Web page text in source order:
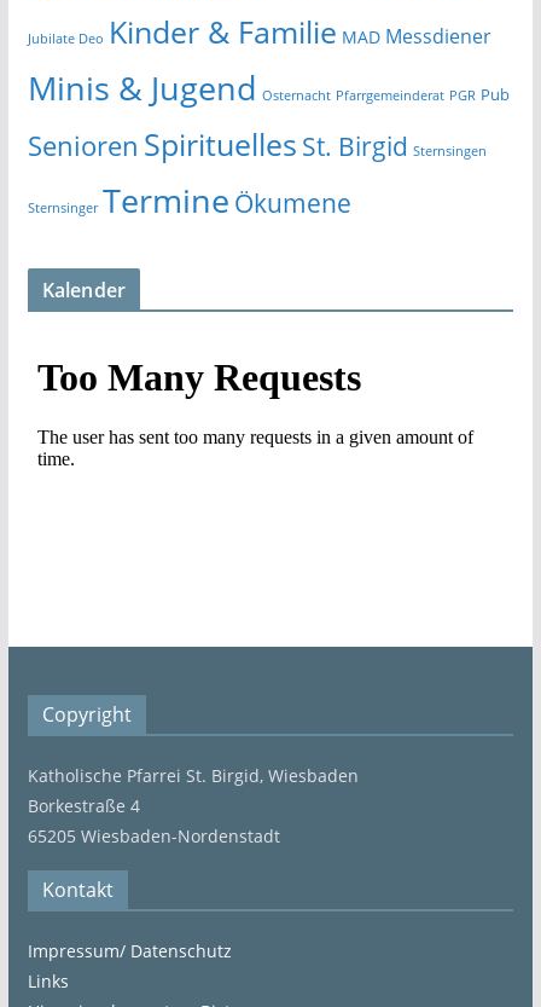
Jubilate Deo Kinder & Familie MAD Messdiener
Minis & Jugend Osternacht Pfarrgemeinderat PGR Pub
Senioren Spirituelles St. Birgid Sternsingen
Sternsinger Termine Ökumene
Kalender
Copyright
Katholische Pfarrei St. Birgid, Wiesbaden
Borkestraße 4
65205 Wiesbaden-Nordenstadt
Kontakt
Impressum/ Datenschutz
Links